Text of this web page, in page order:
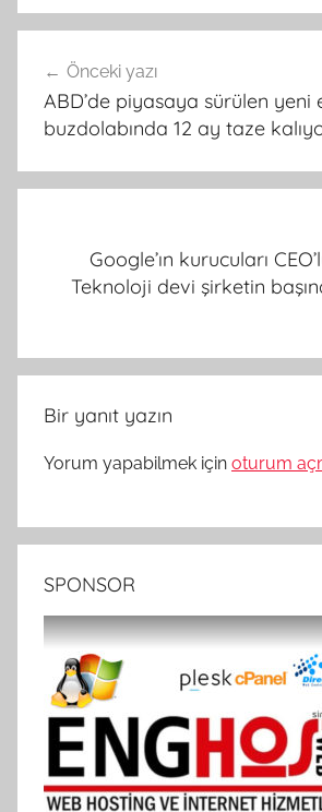
gezinmesi
Önceki yazı
ABD’de piyasaya sürülen yeni
buzdolabında 12 ay taze
Google’ın kurucuları
Teknoloji devi şirketin
Bir yanıt yazın
Yorum yapabilmek için oturum
SPONSOR